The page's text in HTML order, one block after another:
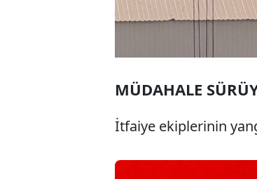
MÜDAHALE
İtfaiye ekiplerinin